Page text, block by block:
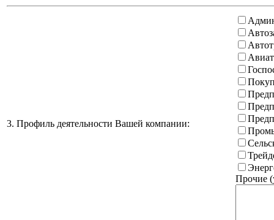
3. Профиль деятельности Вашей компании:
Прочие